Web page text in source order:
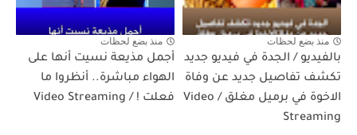
منذ بضع لحظات
بالفيديو / الجدة في فيديو جديد
تكشف تفاصيل جديد عن وفاة
الاخوة في برميل مغلق / Video
Streaming
منذ بضع لحظات
أجمل مذيعة نسيت أنها على
الهواء مباشرة.. أنظروا ما
فعلت ! / Video Streaming